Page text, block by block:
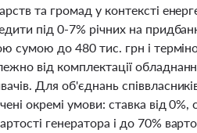
та громад у контексті
під 0-7% річних на
сумою до 480 тис. грн і
від комплектації
Для об'єднань
окремі умови: ставка від
генератора і до 70%